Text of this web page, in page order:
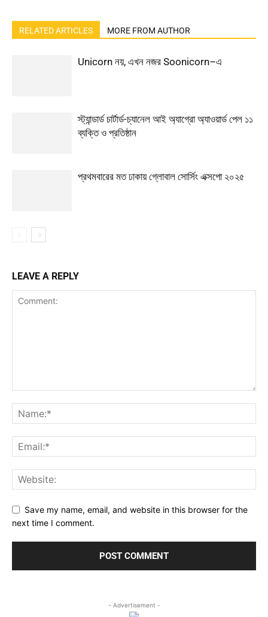
RELATED ARTICLES MORE FROM AUTHOR
Unicorn নয়, এখন নজর Soonicorn–এ
স্ট্যান্ডার্ড চার্টার্ড-চ্যানেল আই অ্যাগ্রো অ্যাওয়ার্ড পেল ১১
ব্যক্তি ও প্রতিষ্ঠান
প্রথমবারের মত ঢাকায় গ্লোবাল সোর্সিং এক্সপো ২০২৫
LEAVE A REPLY
Save my name, email, and website in this browser for the
next time I comment.
- Advertisement -